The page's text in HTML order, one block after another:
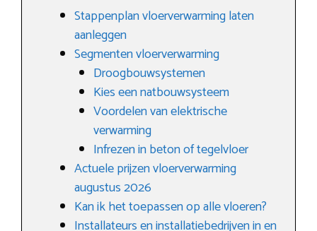
Stappenplan vloerverwarming laten
aanleggen
Segmenten vloerverwarming
Droogbouwsystemen
Kies een natbouwsysteem
Voordelen van elektrische
verwarming
Infrezen in beton of tegelvloer
Actuele prijzen vloerverwarming
augustus 2026
Kan ik het toepassen op alle vloeren?
Installateurs en installatiebedrijven in en